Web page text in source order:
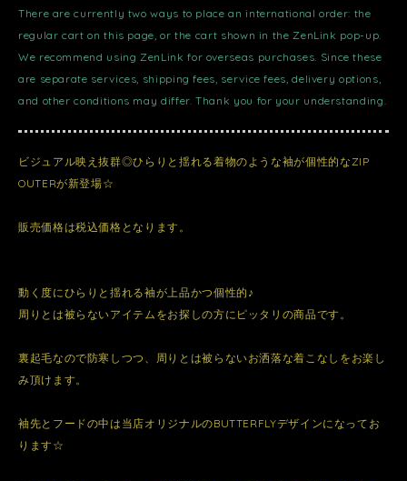
There are currently two ways to place an international order: the
regular cart on this page, or the cart shown in the ZenLink pop-up.
We recommend using ZenLink for overseas purchases. Since these
are separate services, shipping fees, service fees, delivery options,
and other conditions may differ. Thank you for your understanding.
ビジュアル映え抜群◎ひらりと揺れる着物のような袖が個性的なZIP
OUTERが新登場☆
販売価格は税込価格となります。
動く度にひらりと揺れる袖が上品かつ個性的♪
周りとは被らないアイテムをお探しの方にピッタリの商品です。
裏起毛なので防寒しつつ、周りとは被らないお洒落な着こなしをお楽し
み頂けます。
袖先とフードの中は当店オリジナルのBUTTERFLYデザインになってお
ります☆